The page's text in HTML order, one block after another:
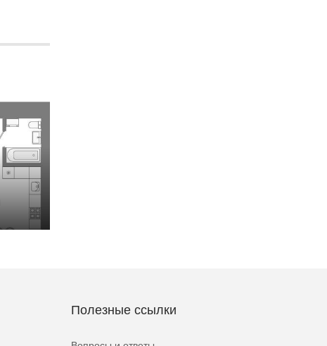
Полезные ссылки